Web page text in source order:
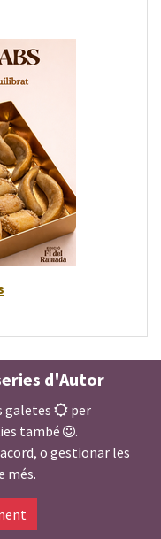
d'Autor
galetes
per
també
.
o gestionar les
més.